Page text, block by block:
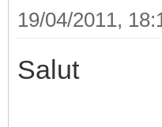
19/04/2011,
Salut